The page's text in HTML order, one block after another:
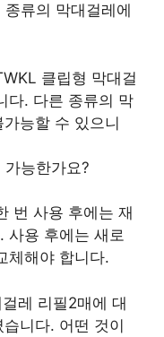
류의 막대걸레에
클립형 막대걸
다. 다른 종류의 막
능할 수 있으니
능한가요?
번 사용 후에는 재
사용 후에는 새로
체해야 합니다.
레 리필2매에 대
니다. 어떤 것이